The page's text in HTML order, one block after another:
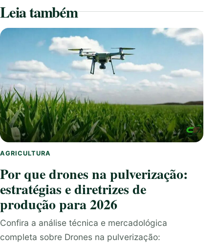
Leia também
AGRICULTURA
Por que drones na pulverização:
estratégias e diretrizes de
produção para 2026
Confira a análise técnica e mercadológica
completa sobre Drones na pulverização: